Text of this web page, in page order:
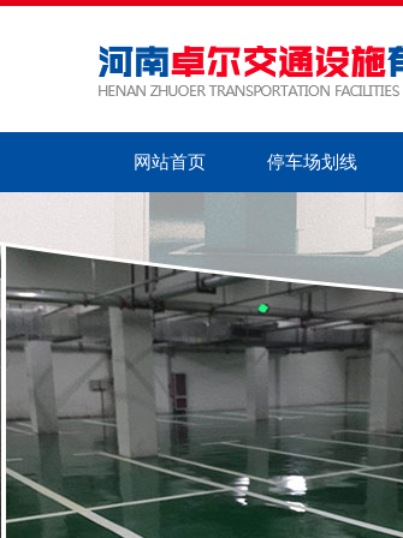
网站首页 停车场划线